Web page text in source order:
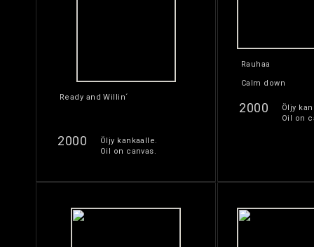
Ready and Willin´
2000
Öljy kankaalle.
Oil on canvas.
Rauhaa
Calm down
2000
Öljy
Oil on